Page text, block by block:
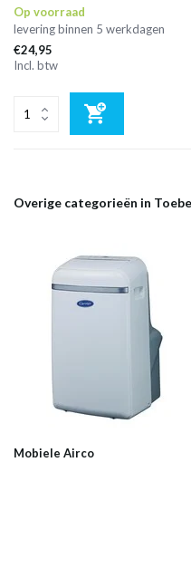
Op voorraad
levering binnen 5 werkdagen
€24,95
Incl. btw
Overige categorieën in
Mobiele Airco